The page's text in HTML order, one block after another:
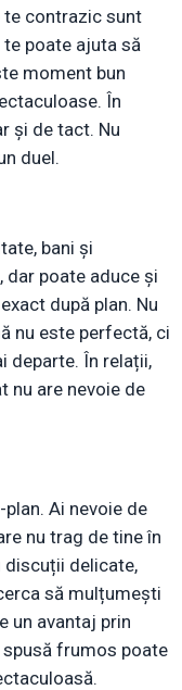
te contrazic sunt
poate ajuta să
moment bun
În
și de tact. Nu
duel.
bani și
dar poate aduce și
după plan. Nu
nu este perfectă, ci
departe. În relații,
nu are nevoie de
Ai nevoie de
nu trag de tine în
discuții delicate,
să mulțumești
un avantaj prin
frumos poate